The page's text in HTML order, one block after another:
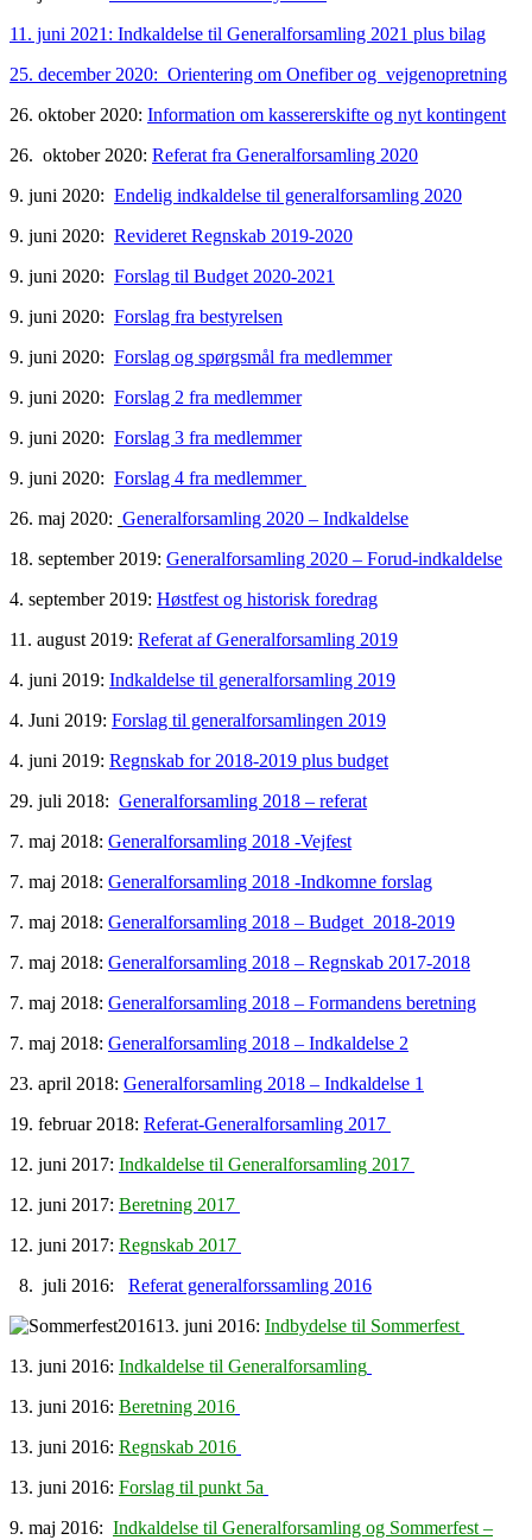
11. juni 2021: Indkaldelse til Generalforsamling 2021 plus bilag
25. december 2020: Orientering om Onefiber og vejgenopretning
26. oktober 2020: Information om kassererskifte og nyt kontingent
26. oktober 2020: Referat fra Generalforsamling 2020
9. juni 2020: Endelig indkaldelse til generalforsamling 2020
9. juni 2020: Revideret Regnskab 2019-2020
9. juni 2020: Forslag til Budget 2020-2021
9. juni 2020: Forslag fra bestyrelsen
9. juni 2020: Forslag og spørgsmål fra medlemmer
9. juni 2020: Forslag 2 fra medlemmer
9. juni 2020: Forslag 3 fra medlemmer
9. juni 2020: Forslag 4 fra medlemmer
26. maj 2020: Generalforsamling 2020 – Indkaldelse
18. september 2019: Generalforsamling 2020 – Forud-indkaldelse
4. september 2019: Høstfest og historisk foredrag
11. august 2019: Referat af Generalforsamling 2019
4. juni 2019: Indkaldelse til generalforsamling 2019
4. Juni 2019: Forslag til generalforsamlingen 2019
4. juni 2019: Regnskab for 2018-2019 plus budget
29. juli 2018: Generalforsamling 2018 – referat
7. maj 2018: Generalforsamling 2018 -Vejfest
7. maj 2018: Generalforsamling 2018 -Indkomne forslag
7. maj 2018: Generalforsamling 2018 – Budget 2018-2019
7. maj 2018: Generalforsamling 2018 – Regnskab 2017-2018
7. maj 2018: Generalforsamling 2018 – Formandens beretning
7. maj 2018: Generalforsamling 2018 – Indkaldelse 2
23. april 2018: Generalforsamling 2018 – Indkaldelse 1
19. februar 2018: Referat-Generalforsamling 2017
12. juni 2017: Indkaldelse til Generalforsamling 2017
12. juni 2017: Beretning 2017
12. juni 2017: Regnskab 2017
8. juli 2016: Referat generalforssamling 2016
13. juni 2016: Indbydelse til Sommerfest
13. juni 2016: Indkaldelse til Generalforsamling
13. juni 2016: Beretning 2016
13. juni 2016: Regnskab 2016
13. juni 2016: Forslag til punkt 5a
9. maj 2016: Indkaldelse til Generalforsamling og Sommerfest –